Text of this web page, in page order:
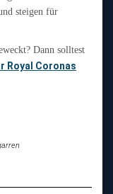
steigen für
Dann solltest
Royal Coronas